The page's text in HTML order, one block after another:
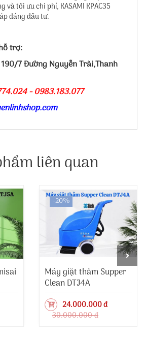
và tối ưu chi phí, KASAMI KPAC35
đáng đầu tư.
trợ:
7 Đường Nguyễn Trãi,Thanh
- 0983.183.077
liên quan
-20%
Máy giặt thảm Supper
Clean DTJ4A
24.000.000 đ
30.000.000 đ